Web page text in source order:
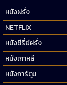
หนังฝรั่ง
NETFLIX
หนังซีรี่ย์ฝรั่ง
หนังเกาหลี
หนังการ์ตูน